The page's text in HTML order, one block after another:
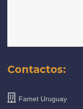
Contactos:
Famet Uruguay